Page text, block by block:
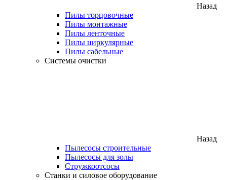
Назад
Пилы торцовочные
Пилы монтажные
Пилы ленточные
Пилы циркулярные
Пилы сабельные
Системы очистки
Назад
Пылесосы строительные
Пылесосы для золы
Стружкоотсосы
Станки и силовое оборудование